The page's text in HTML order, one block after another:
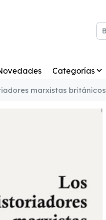
Categorías
marxistas británicos